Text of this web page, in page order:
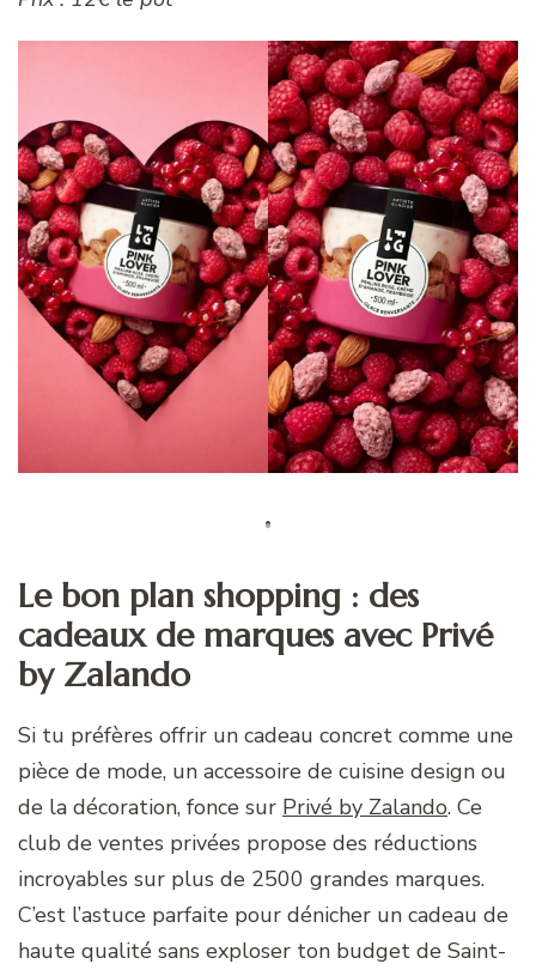
la douceur de la vanille de Madagascar aux éclats
de pralines roses, le tout relevé par un sorbet
plein fruit framboise-groseille intense et une
crème d’amande onctueuse. C’est le dessert idéal
à partager à la petite cuillère, pour faire fondre ta
moitié lors d’une soirée cocooning réussie.
Prix : 12€ le pot
Le bon plan shopping : des
cadeaux de marques avec Privé
by Zalando